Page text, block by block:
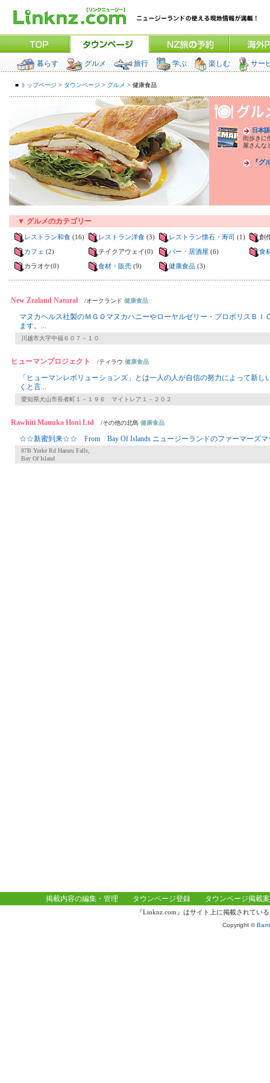
暮らす グルメ 旅行 学ぶ 楽しむ サー
■ トップページ > タウンページ > グルメ > 健康食品
日本
街歩きに
屋さんな
『グ
▼ グルメのカテゴリー
レストラン和食 (16) レストラン洋食 (3) レストラン懐石・寿司 (1)
創
カフェ (2) テイクアウェイ(0) バー・居酒屋 (6)
食
カラオケ(0)
食材・販売 (9) 健康食品 (3)
New Zealand Natural /オークランド 健康食品
マヌカヘルス社製のＭＧＯマヌカハニーやローヤルゼリー・プロポリスＢＩ
ます。...
川越市大字中福６０７－１０
ヒューマンプロジェクト /ティラウ 健康食品
「ヒューマンレボリューションズ」とは一人の人が自信の努力によって新し
くと言...
愛知県犬山市長者町１－１９６ マイトレア１－２０２
Rawhiti Manuka Honi Ltd /その他の北島 健康食品
☆☆新蜜到来☆☆ From Bay Of Islands ニュージーランドのファーマーズマ
87B Yorke Rd Haruru Falls,
Bay Of Island
掲載内容の編集・管理 タウンページ登録 タウンページ掲載
『Linknz.com』はサイト上に掲載されてい
Copyright ©